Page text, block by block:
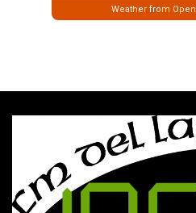
Weather from